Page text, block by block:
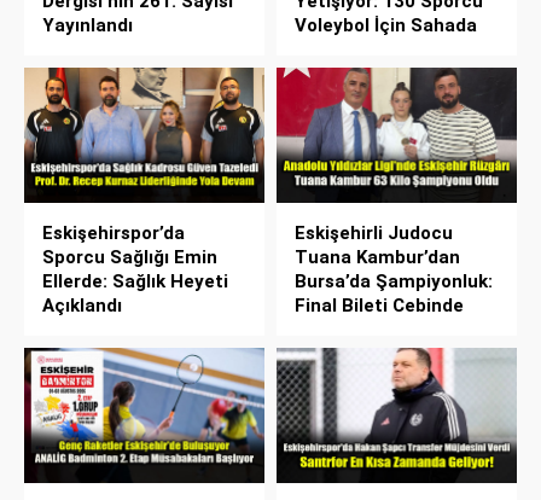
Yayınlandı
Voleybol İçin Sahada
Eskişehirspor’da
Sporcu Sağlığı Emin
Ellerde: Sağlık Heyeti
Açıklandı
Eskişehirli Judocu
Tuana Kambur’dan
Bursa’da Şampiyonluk:
Final Bileti Cebinde